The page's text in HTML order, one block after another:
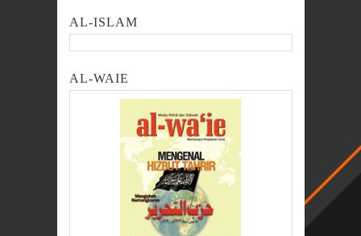
AL-ISLAM
AL-WAIE